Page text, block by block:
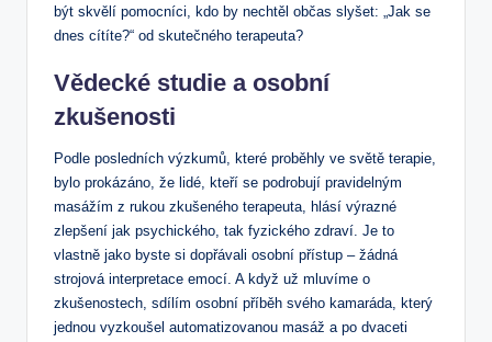
být⁤ skvělí pomocníci, kdo​ by nechtěl⁤ občas slyšet: „Jak se
dnes cítíte?“ ⁢od skutečného‍ terapeuta?
Vědecké studie a ⁣osobní
zkušenosti
Podle posledních ⁤výzkumů, které proběhly ⁢ve světě ‌terapie,
bylo prokázáno, ⁣že lidé, kteří⁣ se ⁣podrobují ⁣pravidelným
masážím z rukou zkušeného ‍terapeuta,‍ hlásí výrazné
zlepšení jak psychického, tak fyzického zdraví. Je ‍to
vlastně jako byste si dopřávali⁤ osobní přístup – žádná
⁢strojová interpretace emocí. ‍A když už mluvíme o
zkušenostech,‌ sdílím osobní příběh svého ⁢kamaráda,‌ který‍
jednou ‌vyzkoušel automatizovanou ⁣masáž​ a po ⁤dvaceti